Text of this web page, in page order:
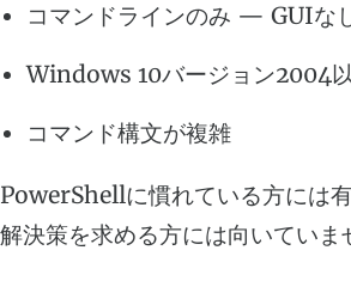
コマンドラインのみ — GUIな
Windows 10バージョン2004
コマンド構文が複雑
PowerShellに慣れている方には
解決策を求める方には向いていま